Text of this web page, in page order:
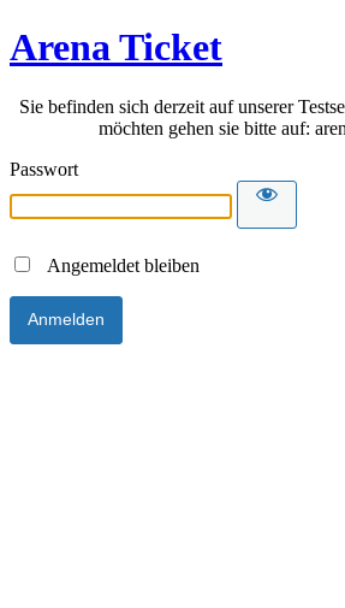
Arena Ticket
Sie befinden sich derzeit auf unserer
möchten gehen sie bitte auf:
Passwort
Angemeldet bleiben